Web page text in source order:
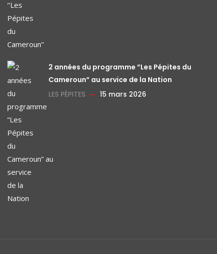
2 années du programme ”Les Pépites du
Cameroun” au service de la Nation
LES PÉPITES
15 mars 2026